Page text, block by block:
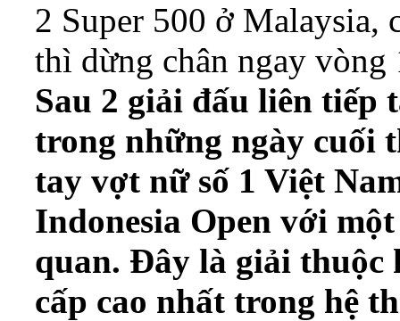
2 Super 500 ở Malaysia,
thì dừng chân ngay vòng
Sau 2 giải đấu liên tiếp
trong những ngày cuối
tay vợt nữ số 1 Việt
Indonesia Open với
quan. Đây là giải thuộc
cấp cao nhất trong hệ